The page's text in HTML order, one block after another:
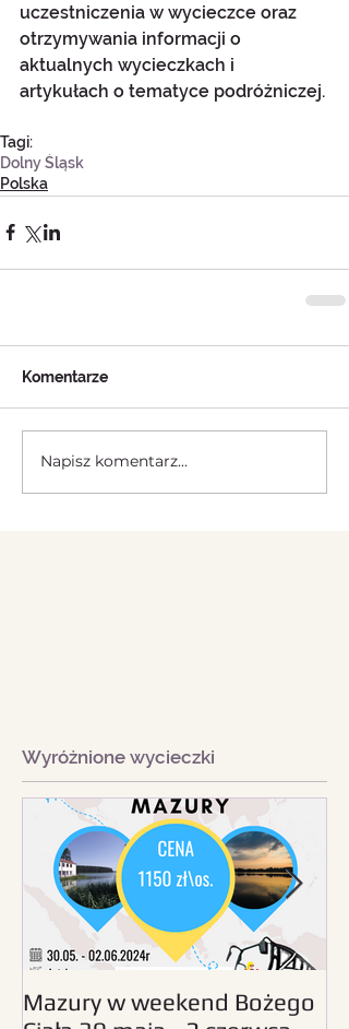
uczestniczenia w wycieczce oraz
otrzymywania informacji o
aktualnych wycieczkach i
artykułach o tematyce podróżniczej.
Tagi:
Dolny Śląsk
Polska
Komentarze
Napisz komentarz...
Wyróżnione wycieczki
Mazury w weekend Bożego